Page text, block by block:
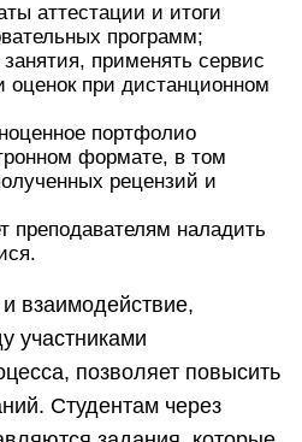
аттестации и итоги
программ;
применять сервис
оценок при дистанционном
портфолио
формате, в том
рецензий и
преподавателям наладить
взаимодействие,
участниками
позволяет повысить
Студентам через